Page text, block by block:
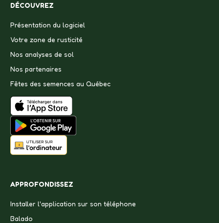
DÉCOUVREZ
Présentation du logiciel
Votre zone de rusticité
Nos analyses de sol
Nos partenaires
Fêtes des semences au Québec
APPROFONDISSEZ
Installer l'application sur son téléphone
Balado